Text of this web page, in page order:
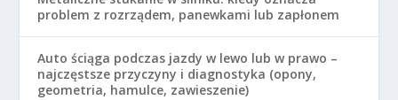
problem z rozrządem, panewkami lub zapłonem
Auto ściąga podczas jazdy w lewo lub w prawo –
najczęstsze przyczyny i diagnostyka (opony,
geometria, hamulce, zawieszenie)